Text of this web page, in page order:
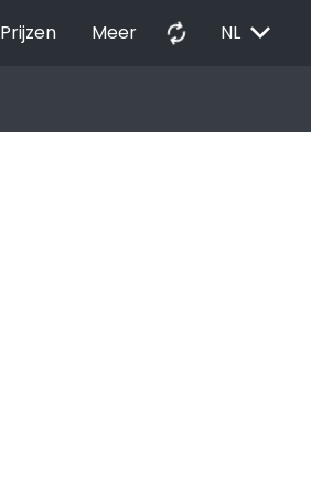
Prijzen Meer autorenew NL EXPAND_MORE